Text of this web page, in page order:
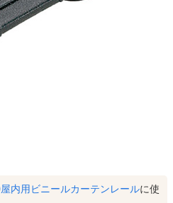
内用ビニールカーテンレールに使